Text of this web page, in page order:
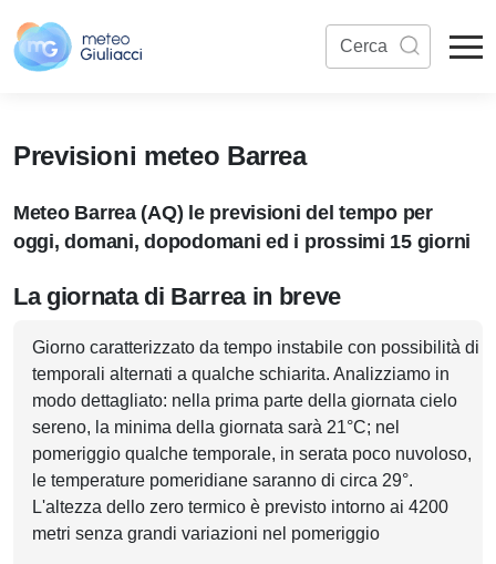
Previsioni meteo Barrea
Meteo Barrea (AQ) le previsioni del tempo per
oggi, domani, dopodomani ed i prossimi 15 giorni
La giornata di Barrea in breve
Giorno caratterizzato da tempo instabile con possibilità di
temporali alternati a qualche schiarita. Analizziamo in
modo dettagliato: nella prima parte della giornata cielo
sereno, la minima della giornata sarà 21°C; nel
pomeriggio qualche temporale, in serata poco nuvoloso,
le temperature pomeridiane saranno di circa 29°.
L'altezza dello zero termico è previsto intorno ai 4200
metri senza grandi variazioni nel pomeriggio